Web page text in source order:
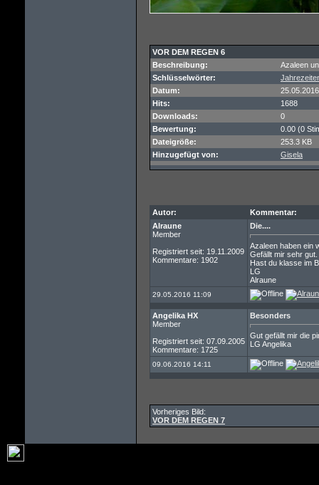
VOR DEM REGEN 6
Beschreibung:
Azaleen
Schlüsselwörter:
Datum:
Hits:
1688
Downloads:
0
Bewertung:
0.00 (0
Dateigröße:
253.3 KB
Hinzugefügt von:
Gisela
Autor:
Kommentar:
Alraune
Member
Registriert seit: 19.11.2009
Kommentare: 1902
Die....
Azaleen haben ein
Gefällt mir sehr gut.
Hast du klasse im
LG
Alraune
29.05.2016 11:09
Angelika HX
Member
Registriert seit: 07.09.2005
Kommentare: 1725
Besonders
Gut gefällt mir die
LG Angelika
09.06.2016 14:11
Vorheriges Bild:
VOR DEM REGEN 7